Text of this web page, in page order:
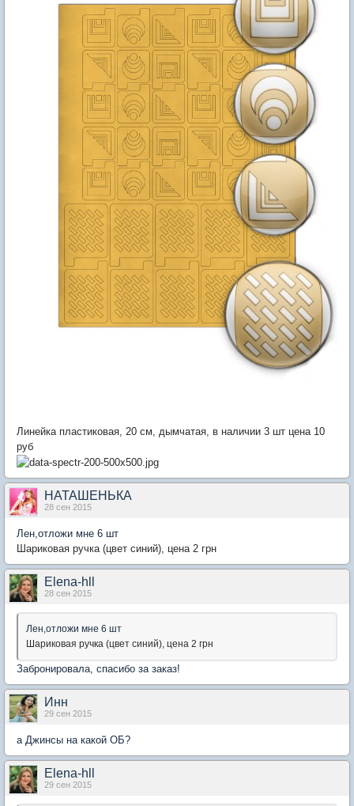
Линейка пластиковая, 20 см, дымчатая, в наличии 3 шт цена 10
руб
НАТАШЕНЬКА
28 сен 2015
Лен,отложи мне 6 шт
Шариковая ручка (цвет синий), цена 2 грн
Elena-hll
28 сен 2015
Лен,отложи мне 6 шт
Шариковая ручка (цвет синий), цена 2 грн
Забронировала, спасибо за заказ!
Инн
29 сен 2015
а Джинсы на какой ОБ?
Elena-hll
29 сен 2015